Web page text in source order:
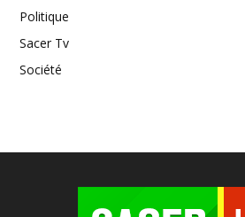
Politique
Sacer Tv
Société